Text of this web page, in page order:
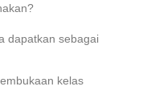
dapatkan sebagai
kelas